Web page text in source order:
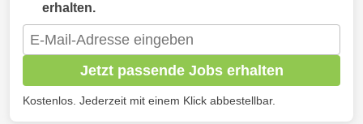
erhalten.
Jetzt passende Jobs erhalten
Kostenlos. Jederzeit mit einem Klick abbestellbar.